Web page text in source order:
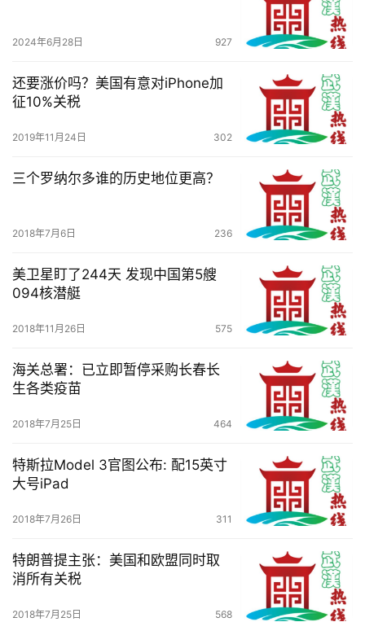
2024年6月28日 927
还要涨价吗？美国有意对iPhone加
征10%关税
2019年11月24日 302
三个罗纳尔多谁的历史地位更高？
2018年7月6日 236
美卫星盯了244天 发现中国第5艘
094核潜艇
2018年11月26日 575
海关总署：已立即暂停采购长春长
生各类疫苗
2018年7月25日 464
特斯拉Model 3官图公布: 配15英寸
大号iPad
2018年7月26日 311
特朗普提主张：美国和欧盟同时取
消所有关税
2018年7月25日 568